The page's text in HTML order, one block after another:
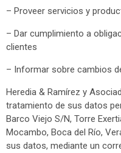
– Proveer servicios y
– Dar cumplimiento a
clientes
– Informar sobre cambios
Heredia & Ramírez y
tratamiento de sus datos
Barco Viejo S/N, Torre
Mocambo, Boca del Río,
sus datos, mediante un